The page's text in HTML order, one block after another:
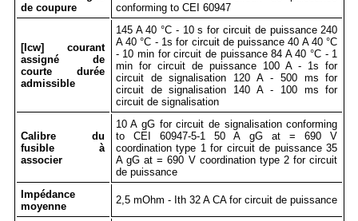
de coupure
conforming to CEI 60947
[Icw] courant
assigné de
courte durée
admissible
145 A 40 °C - 10 s for circuit de puissance 240
A 40 °C - 1s for circuit de puissance 40 A 40 °C
- 10 min for circuit de puissance 84 A 40 °C - 1
min for circuit de puissance 100 A - 1s for
circuit de signalisation 120 A - 500 ms for
circuit de signalisation 140 A - 100 ms for
circuit de signalisation
Calibre du
fusible à
associer
10 A gG for circuit de signalisation conforming
to CEI 60947-5-1 50 A gG at = 690 V
coordination type 1 for circuit de puissance 35
A gG at = 690 V coordination type 2 for circuit
de puissance
Impédance
moyenne
2,5 mOhm - Ith 32 A CA for circuit de puissance